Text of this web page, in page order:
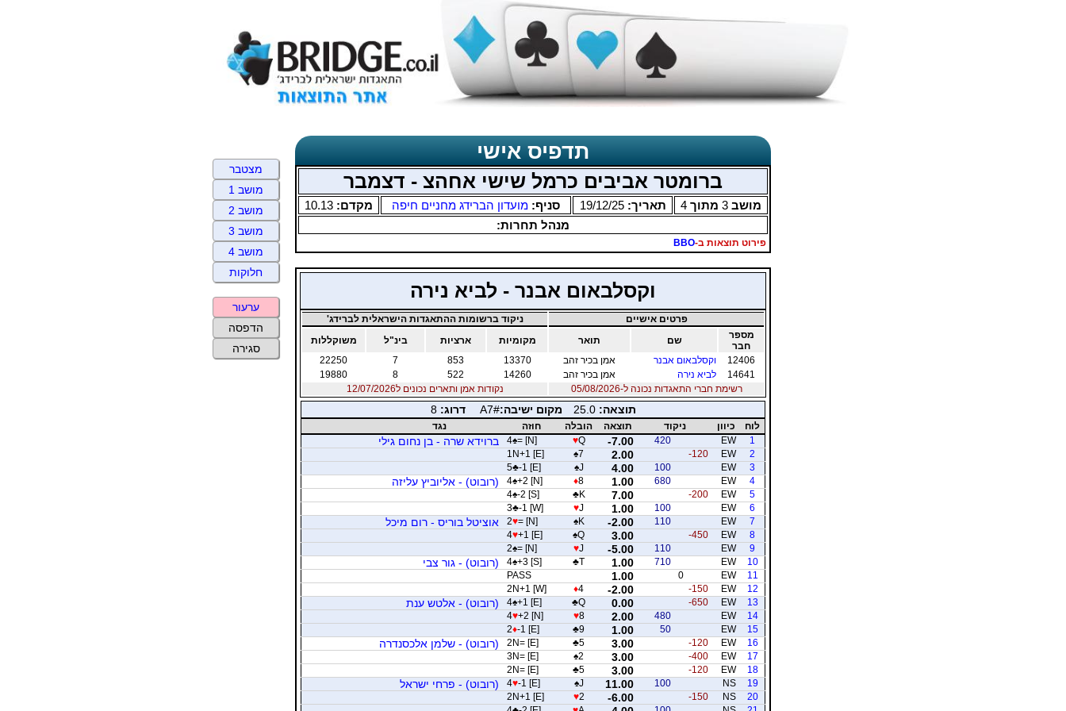
תדפיס אישי
ברומטר אביבים כרמל שישי אחהצ - דצמבר
מושב 3 מתוך 4 תאריך:19/12/25 סניף: מועדון הברידג מחניים חיפה מקדם: 10.13
מנהל תחרות:
פירוט תוצאות ב-BBO
וקסלבאום אבנר - לביא נירה
פרטים אישיים
ניקוד ברשומות ההתאגדות הישראלית לברידג'
מספר
חבר
שם תואר מקומיות ארציות בינ"ל
משוקללות
12406
וקסלבאום אבנר אמן בכיר זהב 13370
853
7
22250
14641
לביא נירה אמן בכיר זהב 14260
522
8
19880
רשימת חברי התאגדות נכונה ל-05/08/2026
נקודות אמן ותארים נכונים ל12/07/2026
תוצאה:25.0 מקום ישיבה:A7# דרוג:8
לוח כיוון ניקוד תוצאה הובלה חוזה
נגד
1
EW
420
-7.00
♥Q
4♠= [N] ברוידא שרה - בן נחום גילי
2
EW
-120
2.00
♠7
1N+1 [E]
3
EW
100
4.00
♠J
5♣-1 [E]
4
EW
680
1.00
♦8
4♠+2 [N] (רובוט) - אליוביץ עליזה
5
EW
-200
7.00
♣K
4♠-2 [S]
6
EW
100
1.00
♥J
3♣-1 [W]
7
EW
110
-2.00
♠K
2♥= [N] אוציטל בוריס - רום מיכל
8
EW
-450
3.00
♠Q
4♥+1 [E]
9
EW
110
-5.00
♥J
2♠= [N]
10
EW
710
1.00
♣T
4♠+3 [S] (רובוט) - גור צבי
11
EW
0
1.00
PASS
12
EW
-150
-2.00
♦4
2N+1 [W]
13
EW
-650
0.00
♣Q
4♠+1 [E] (רובוט) - אלטש ענת
14
EW
480
2.00
♥8
4♥+2 [N]
15
EW
50
1.00
♣9
2♦-1 [E]
16
EW
-120
3.00
♣5
2N= [E] (רובוט) - שלמן אלכסנדרה
17
EW
-400
3.00
♠2
3N= [E]
18
EW
-120
3.00
♣5
2N= [E]
19
NS
100
11.00
♠J
4♥-1 [E] (רובוט) - פרחי ישראל
20
NS
-150
-6.00
♥2
2N+1 [E]
מצטבר
מושב 1
מושב 2
מושב 3
מושב 4
חלוקות
ערעור
הדפסה
סגירה